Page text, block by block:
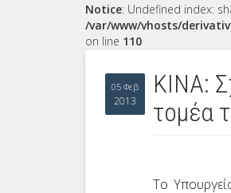
Notice: Undefined index:
/var/www/vhosts/
on line 110
05 Φεβ
2013
ΚΙΝΑ:
τομέα
Το